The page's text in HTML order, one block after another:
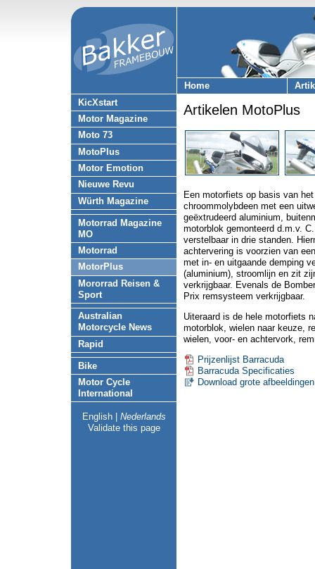
Home
KicXstart
Motor Magazine
Moto 73
MotoPlus
Motor Emotion
Nieuwe Revu
Würth Magazine
Motorrad Magazine
MO
Motorrad
MotorPlus
Mororrad Reisen &
Sport
Australian
Motorcycle News
Rapid
Bike
Motor Cycle
International
English| Nederlands
Validate this page
Artikelen MotoPlus
Een motorfiets op basis van
chroommolybdeen met een
geëxtrudeerd aluminium,
motorblok gemonteerd d.m.v.
verstelbaar in drie standen.
achtervering is voorzien van
met in- en uitgaande demping
(aluminium), stroomlijn en zit
verkrijgbaar. Evenals de
Prix remsysteem verkrijgbaar.
Uiteraard is de hele motorfiets
motorblok, wielen naar keuze,
wielen, voor- en achtervork,
Prijzenlijst Barracuda
Barracuda Specificaties
Download grote afbeeldingen